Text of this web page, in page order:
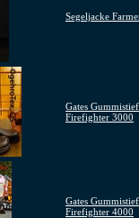
Segeljacke
Gates
Firefighter 3000
Gates
Firefighter 4000